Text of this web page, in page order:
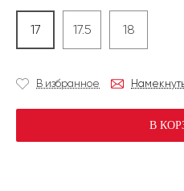
17 17.5 18
В избранное
В